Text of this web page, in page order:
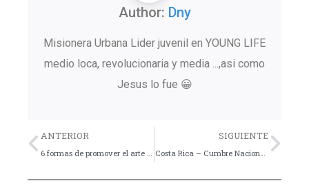
Author: Dny
Misionera Urbana Lider juvenil en YOUNG LIFE
medio loca, revolucionaria y media ...,asi como
Jesus lo fue 😀
Previo
ANTERIOR
6 formas de promover el arte en tu grupo juvenil
SIGUIENTE
Costa Rica – Cumbre Nacional de Líderes de Jóvenes – Imperdible!